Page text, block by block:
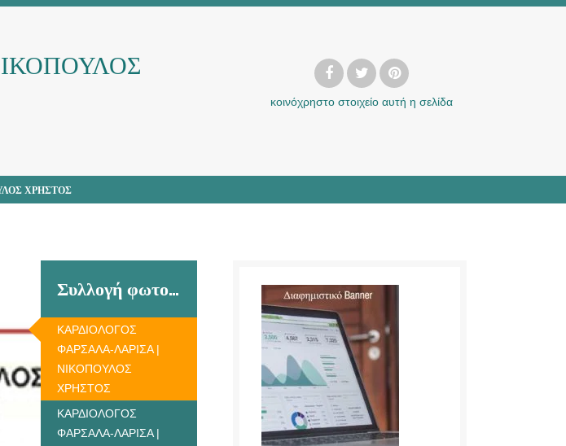
κοινόχρηστο στοιχείο αυτή η σελίδα
ΧΡΗΣΤΟΣ
Συλλογή φωτογραφιών
ΚΑΡΔΙΟΛΟΓΟΣ
ΦΑΡΣΑΛΑ-ΛΑΡΙΣΑ |
ΝΙΚΟΠΟΥΛΟΣ
ΧΡΗΣΤΟΣ
ΚΑΡΔΙΟΛΟΓΟΣ
ΦΑΡΣΑΛΑ-ΛΑΡΙΣΑ |